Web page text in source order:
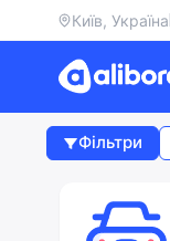
Київ, Україна
Фільтри